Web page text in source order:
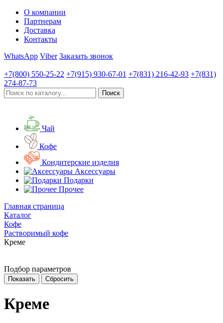
О компании
Партнерам
Доставка
Контакты
WhatsApp Viber Заказать звонок
+7(800) 550-25-22 +7(915) 930-67-01 +7(831) 216-42-93 +7(831)
274-87-73
Чай
Кофе
Кондитерские изделия
Аксессуары
Подарки
Прочее
Главная страница
Каталог
Кофе
Растворимый кофе
Креме
Подбор параметров
Креме